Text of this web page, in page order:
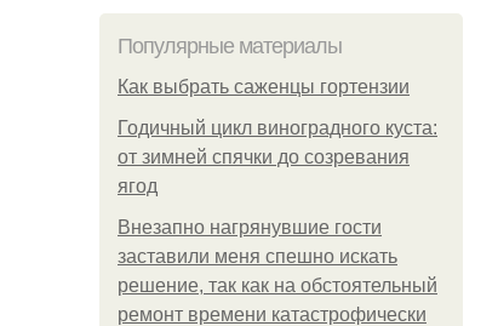
Популярные материалы
Как выбрать саженцы гортензии
Годичный цикл виноградного куста:
от зимней спячки до созревания
ягод
Внезапно нагрянувшие гости
заставили меня спешно искать
решение, так как на обстоятельный
ремонт времени катастрофически